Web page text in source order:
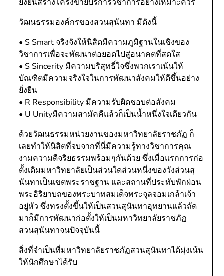
วัฒนธรรมองค์กรของสวนสุนันทา มีดังนี้
• S Smart จริงจังให้นิสิตมีความภูมิฐานในเชิงของ
วิชาการเพื่อจะพัฒนาต่อยอดไปสู่อนาคตที่สดใส
• S Sincerity มีความบริสุทธิ์ใจซึ่งพวกเราเน้นให้
บัณฑิตมีความจริงใจในการพัฒนาสังคมให้ดีขึ้นอย่าง
ยั่งยืน
• R Responsibility มีความรับผิดชอบต่อสังคม
• U Unityมีความสามัคคีแล้วก็เป็นน้ำหนึ่งใจเดียวกัน
ด้วยวัฒนธรรมหน่วยงานของมหาวิทยาลัยราชภัฏ ก็
เลยทำให้นิสิตที่จบจากที่นี่มีความรู้ทางวิชาการคุณ
งามความดีจริยธรรมพร้อมๆกันด้วย ซึ่งเมื่อแรกการก่อ
ตั้งเดิมมหาวิทยาลัยเป็นส่วนใดส่วนหนึ่งของวังส่วนสุ
นันทาเป็นเขตพระราชฐาน และสถานที่ประทับพักผ่อน
พระอิริยาบถของพระบาทสมเด็จพระจุลจอมเกล้าเจ้า
อยู่หัว ซึ่งทรงตั้งขึ้นให้เป็นสวนสุนันทาอุทยานแล้วถัด
มาก็มีการพัฒนาก่อตั้งให้เป็นมหาวิทยาลัยราชภัฏ
สวนสุนันทาจนปัจจุบันนี้
สิ่งที่จำเป็นที่มหาวิทยาลัยราชภัฏสวนสุนันทาได้มุ่งเน้น
ให้นักศึกษาได้รับ